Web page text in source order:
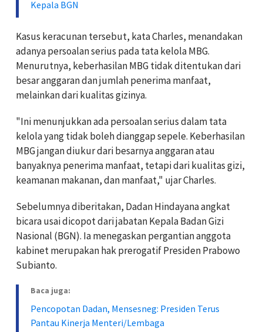
Kepala BGN
Kasus keracunan tersebut, kata Charles, menandakan
adanya persoalan serius pada tata kelola MBG.
Menurutnya, keberhasilan MBG tidak ditentukan dari
besar anggaran dan jumlah penerima manfaat,
melainkan dari kualitas gizinya.
"Ini menunjukkan ada persoalan serius dalam tata
kelola yang tidak boleh dianggap sepele. Keberhasilan
MBG jangan diukur dari besarnya anggaran atau
banyaknya penerima manfaat, tetapi dari kualitas gizi,
keamanan makanan, dan manfaat," ujar Charles.
Sebelumnya diberitakan, Dadan Hindayana angkat
bicara usai dicopot dari jabatan Kepala Badan Gizi
Nasional (BGN). Ia menegaskan pergantian anggota
kabinet merupakan hak prerogatif Presiden Prabowo
Subianto.
Baca juga:
Pencopotan Dadan, Mensesneg: Presiden Terus
Pantau Kinerja Menteri/Lembaga